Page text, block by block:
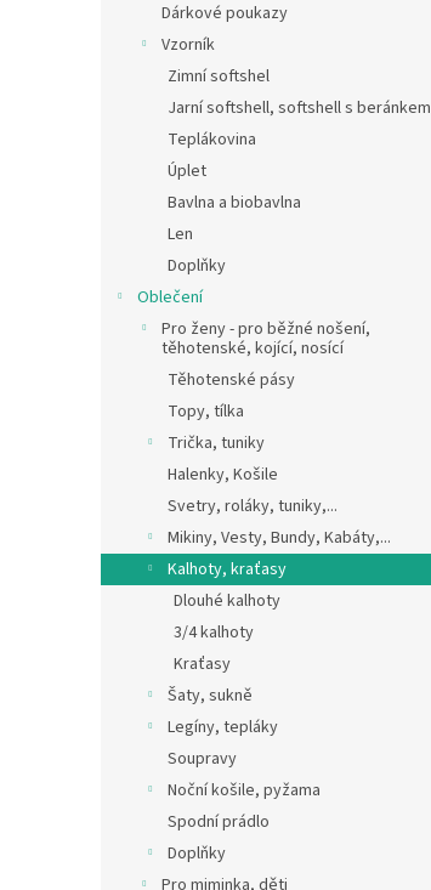
Dárkové poukazy
Vzorník
Zimní softshel
Jarní softshell, softshell s beránkem
Teplákovina
Úplet
Bavlna a biobavlna
Len
Doplňky
Oblečení
Pro ženy - pro běžné nošení,
těhotenské, kojící, nosící
Těhotenské pásy
Topy, tílka
Trička, tuniky
Halenky, Košile
Svetry, roláky, tuniky,...
Mikiny, Vesty, Bundy, Kabáty,...
Kalhoty, kraťasy
Dlouhé kalhoty
3/4 kalhoty
Kraťasy
Šaty, sukně
Legíny, tepláky
Soupravy
Noční košile, pyžama
Spodní prádlo
Doplňky
Pro miminka, děti